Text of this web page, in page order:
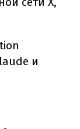
и